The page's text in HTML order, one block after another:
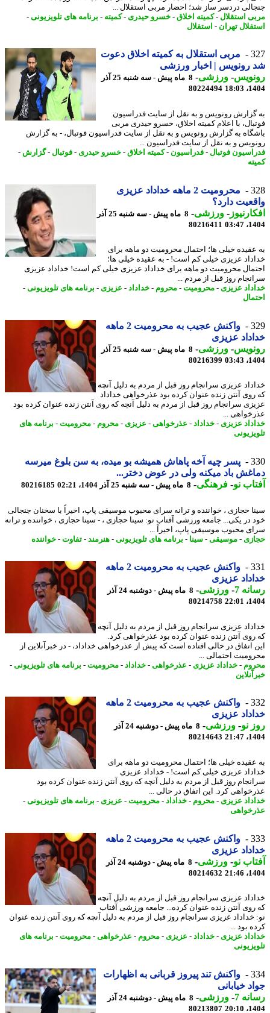
دردسر ساز شد؛ احضار مربی استقلال ...
استقلال-کمیته اخلاق-خسرو حیدری- کمیته-برنامه های تلویزیونی-
تهران- استقلال
مربی استقلال به کمیته اخلاق دعوت
رونویس | اخبار ورزشی
-ورزشی-
8 ماه پیش - سه شنبه 25 آذر
80224494
رونویس و به نقل از سایت فدراسیون
با اعلام کمیته اخلاق، خسرو حیدری مربی
به گزارش رونویس و به نقل از سایت فدراسیون فوتبال، - به گزارش
و به نقل از سایت فدراسیون ...
فوتبال-فدراسیون-کمیته اخلاق-خسرو حیدری- فوتبال-گزارش -
محرومیت 2 ماهه خداداد عزیزی
دارد؟
-ورزشی-
8 ماه پیش - سه شنبه 25 آذر
80216411
خیلی ها؛ احتمال محرومیت دو ماهه برای
عزیزی خیلی کم است! - به عقیده خیلی ها؛
محرومیت دو ماهه برای خداداد عزیزی خیلی کم است! خداداد عزیزی
روز قبل از مردم ...
عزیزی - محرومیت-محروم- خداداد-عزیزی - برنامه های تلویزیونی-
واکنش عجیب به محرومیت 2 ماهه
عزیزی
-ورزشی-
8 ماه پیش - سه شنبه 25 آذر
80216399
عزیزی سرانجام روز قبل از مردم به دلیل آنچه
آنتن زنده عنوان کرده بود عذرخواهی خداداد
سرانجام روز قبل از مردم به دلیل آنچه که روی آنتن زنده عنوان کرده بود
...
عزیزی - خداداد-عذرخواهی-عزیزی - محروم- محرومیت-برنامه های
پسر چیه آخه پاهاش همیشه بو میده، به سن بلوغ میرسه
باد میکنه ولی در عوض دختر...
نو- فرهنگی-8 ماه پیش - سه شنبه 25 آذر 1404، 02:21 80216185
حجازی ، خواننده و ترانه سرای محبوب موسیقی پاپ، اخیراً با سخنان جنجالی
در یکی... جامعه ورزشی آفتاب نو: سینا حجازی ، - سینا حجازی ، خواننده و ترانه
محبوب موسیقی پاپ، اخیراً ...
- موسیقی-سینا -برنامه های تلویزیونی-هنرمند-تفاوت-خواننده
واکنش عجیب به محرومیت 2 ماهه
عزیزی
7
-ورزشی-
8 ماه پیش - دوشنبه 24 آذر
80214758
عزیزی سرانجام روز قبل از مردم به دلیل آنچه
آنتن زنده عنوان کرده بود عذرخواهی کرد.
اتفاق در حالی افتاده است که پیش از عذرخواهی خداداد، - در خبرآنلاین از
احتمالی ...
- خداداد عزیزی - عذرخواهی-خداداد-محرومیت-برنامه های تلویزیونی-
واکنش عجیب به محرومیت 2 ماهه
عزیزی
نو- ورزشی-
8 ماه پیش - دوشنبه 24 آذر
80214643
خیلی ها؛ احتمال محرومیت دو ماهه برای
عزیزی خیلی کم است! - خداداد عزیزی
روز قبل از مردم به دلیل آنچه که روی آنتن زنده عنوان کرده بود
کرد. این اتفاق در حالی ...
عزیزی - محروم- خداداد-محرومیت-عزیزی - برنامه های تلویزیونی-
واکنش عجیب به محرومیت 2 ماهه
عزیزی
نو- ورزشی-
8 ماه پیش - دوشنبه 24 آذر
80214632
عزیزی سرانجام روز قبل از مردم به دلیل آنچه
آنتن زنده عنوان کرده... جامعه ورزشی آفتاب
خداداد عزیزی سرانجام روز قبل از مردم به دلیل آنچه که روی آنتن زنده عنوان
بود ...
عزیزی - خداداد-عزیزی - محروم- عذرخواهی-محرومیت-برنامه های
واکنش تند پیروز قربانی به اظهارات
خیابانی
7
-ورزشی-
8 ماه پیش - دوشنبه 24 آذر
80213807